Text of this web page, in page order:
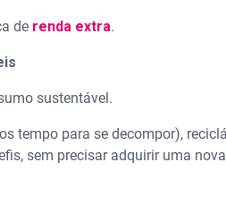
de renda extra.
sustentável.
tempo para se decompor),
sem precisar adquirir uma